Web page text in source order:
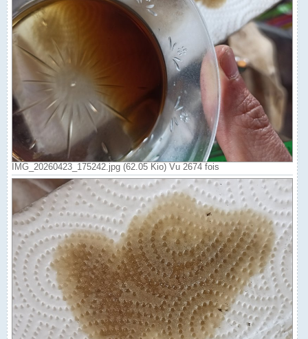
IMG_20260423_175242.jpg (62.05 Kio) Vu 2674 fois